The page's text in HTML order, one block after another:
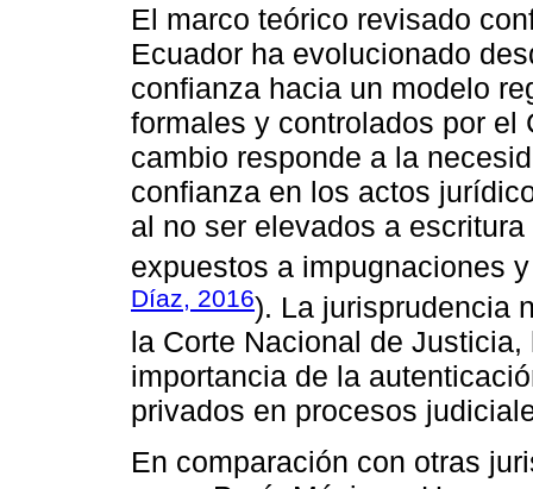
El marco teórico revisado
Ecuador ha evolucionado
confianza hacia un modelo
formales y controlados por
cambio responde a la
confianza en los actos
al no ser elevados a
expuestos a impugnaciones
Díaz, 2016). La jurisprudencia
la Corte Nacional de
importancia de la
privados en procesos
En comparación con otras